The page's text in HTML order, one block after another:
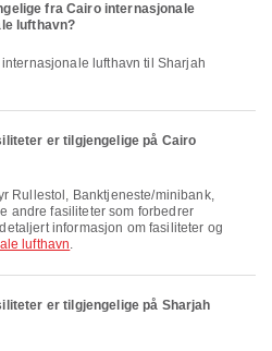
fra Cairo internasjonale
lufthavn?
er tilgjengelige på Cairo
andre fasiliteter som forbedrer
informasjon om fasiliteter og
lufthavn.
er tilgjengelige på Sharjah